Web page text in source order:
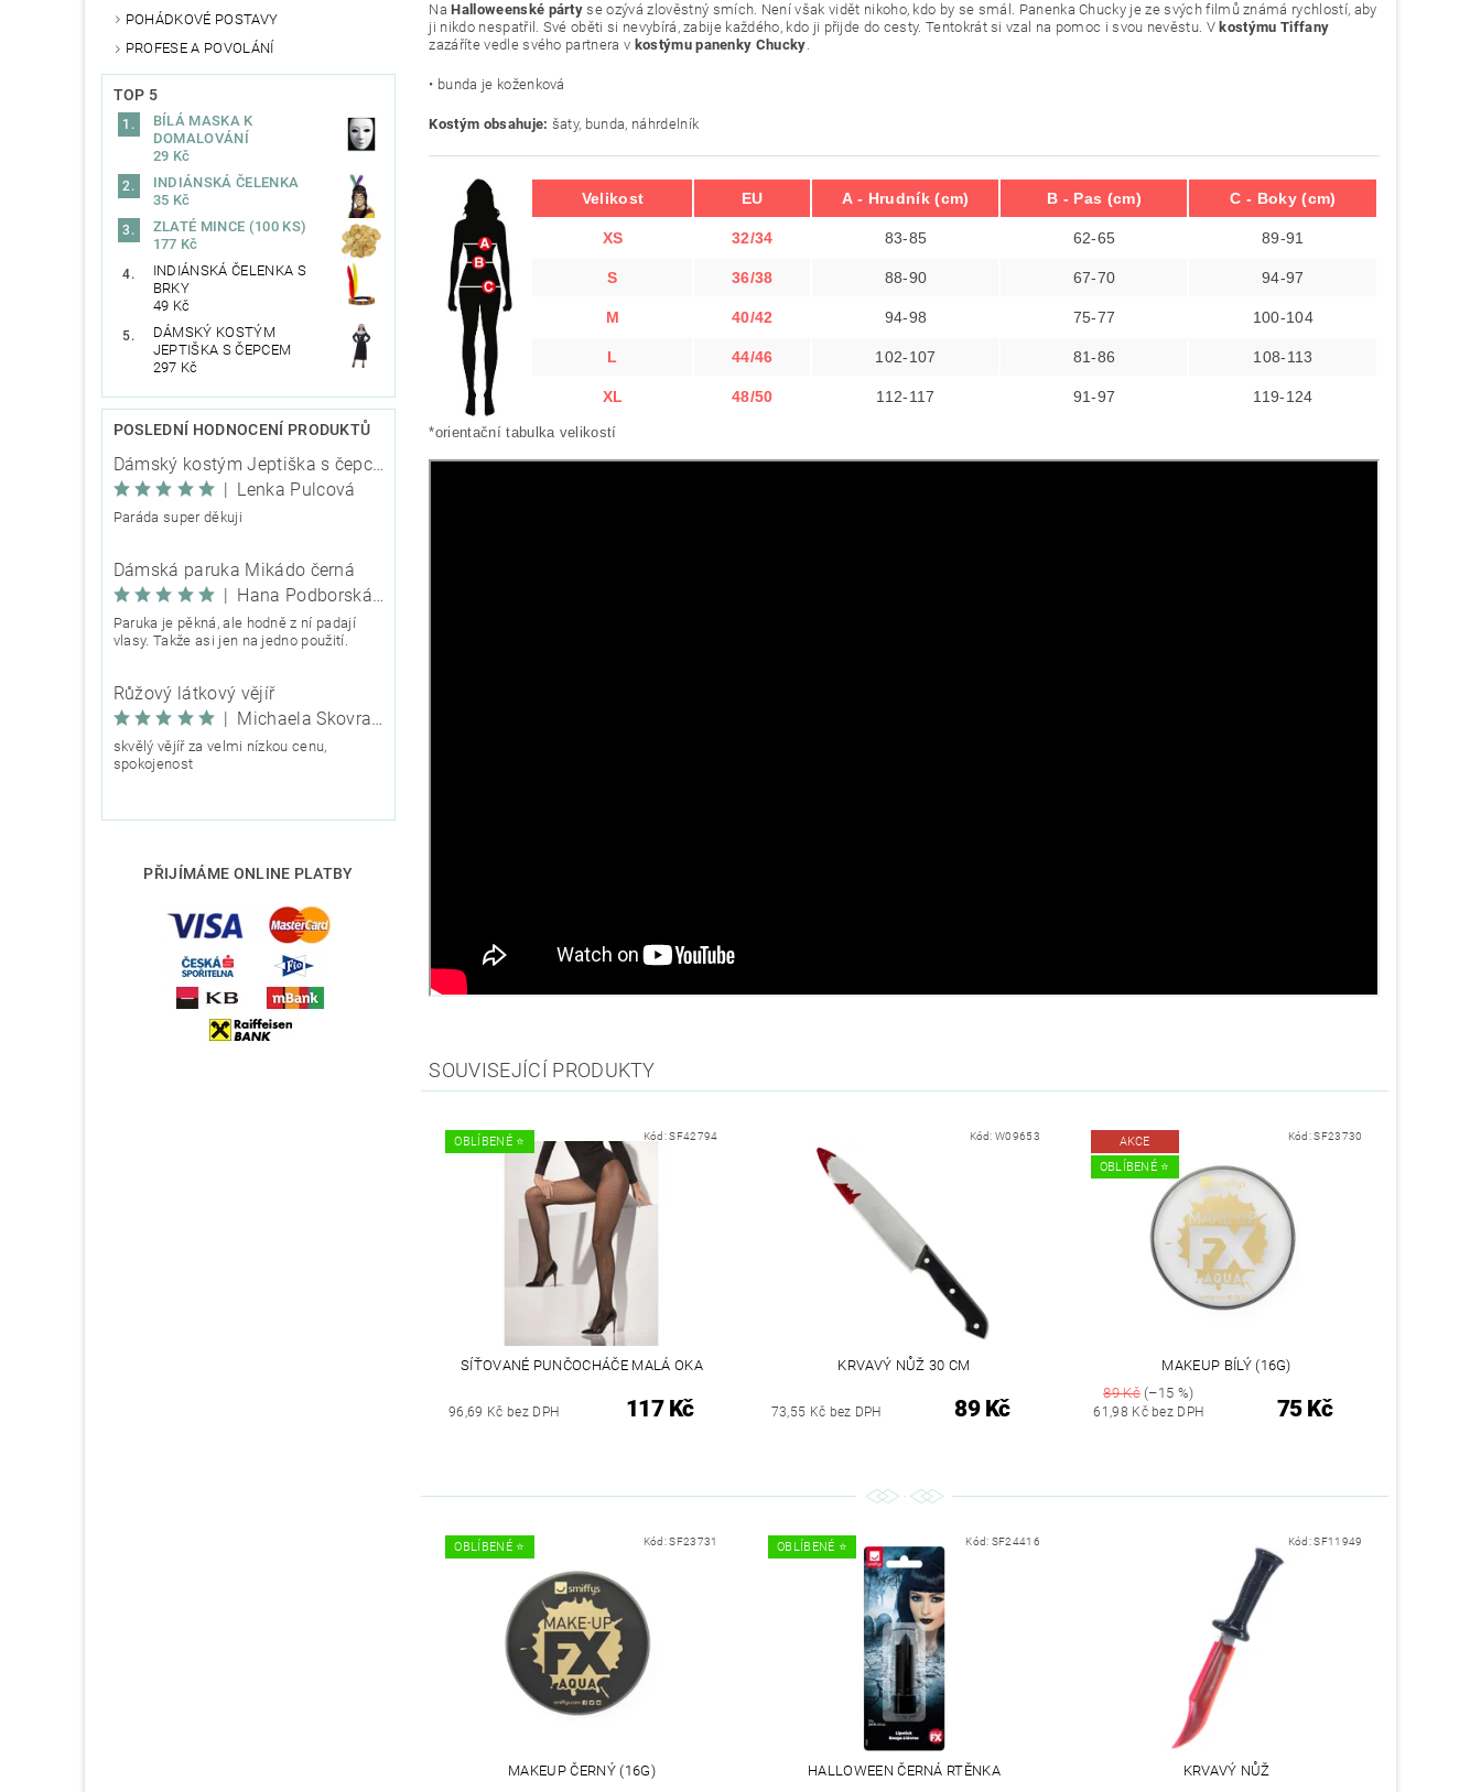
POHÁDKOVÉ POSTAVY
PROFESE A POVOLÁNÍ
TOP 5
BÍLÁ MASKA K
DOMALOVÁNÍ
29 Kč
INDIÁNSKÁ ČELENKA
35 Kč
ZLATÉ MINCE (100 KS)
177 Kč
INDIÁNSKÁ ČELENKA S
BRKY
49 Kč
DÁMSKÝ KOSTÝM
JEPTIŠKA S ČEPCEM
297 Kč
POSLEDNÍ HODNOCENÍ PRODUKTŮ
Dámský kostým Jeptiška s čepcem
Lenka Pulcová
Paráda super děkuji
Dámská paruka Mikádo černá
Hana Podborská TRIXIE
Paruka je pěkná, ale hodně z ní padají
vlasy. Takže asi jen na jedno použití.
Růžový látkový vějíř
Michaela Škovranová
skvělý vějíř za velmi nízkou cenu,
spokojenost
PŘIJÍMÁME ONLINE PLATBY
NaHalloweenské párty se ozývá zlověstný smích. Není však vidět nikoho, kdo by se smál. Panenka Chucky je ze svých filmů známá rychlostí, aby
ji nikdo nespatřil. Své oběti si nevybírá, zabije každého, kdo ji přijde do cesty. Tentokrát si vzal na pomoc i svou nevěstu. V kostýmu Tiffany
zazáříte vedle svého partnera v kostýmu panenky Chucky.
• bunda je koženková
Kostým obsahuje: šaty, bunda, náhrdelník
Velikost EU A - Hrudník (cm) B - Pas (cm) C - Boky (cm)
XS 32/34 83-85 62-65 89-91
S 36/38 88-90 67-70 94-97
M 40/42 94-98 75-77 100-104
L 44/46 102-107 81-86 108-113
XL 48/50 112-117 91-97 119-124
*orientační tabulka velikostí
SOUVISEJÍCÍ PRODUKTY
OBLÍBENÉ ⭐️ Kód:SF42794
SÍŤOVANÉ PUNČOCHÁČE MALÁ OKA
96,69 Kč bez DPH 117 Kč
Kód:W09653
KRVAVÝ NŮŽ 30 CM
73,55 Kč bez DPH 89 Kč
AKCE
OBLÍBENÉ ⭐️
Kód:SF23730
MAKEUP BÍLÝ (16G)
89 Kč(–15 %)
61,98 Kč bez DPH 75 Kč
OBLÍBENÉ ⭐️ Kód:SF23731
MAKEUP ČERNÝ (16G)
OBLÍBENÉ ⭐️ Kód: SF24416
HALLOWEEN ČERNÁ RTĚNKA
Kód:SF11949
KRVAVÝ NŮŽ